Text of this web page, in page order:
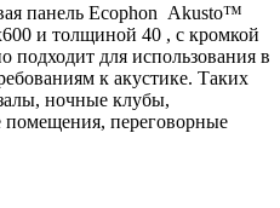
панель Ecophon Akusto™
и толщиной 40 , с кромкой
подходит для использования в
к акустике. Таких
ночные клубы,
переговорные